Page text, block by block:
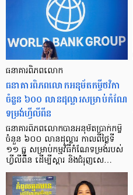
ធនាគារពិភពលោក
ធនាគារពិភពលោកអនុម័តកម្ចីថវិកា
ចំនួន ៦០០ លានដុល្លារសម្រាប់កំណែ
ទម្រង់ហ្វីលីពីន
ធនាគារពិភពលោកបានអនុម័តប្រាក់កម្ចី
ចំនួន ៦០០ លានដុល្លារ កាលពីថ្ងៃទី
១១ ធ្នូ សម្រាប់កម្មវិធីកំណែទម្រង់របស់
ហ្វីលីពីន ដើម្បីស្ដារ និងជំរុញសេ…